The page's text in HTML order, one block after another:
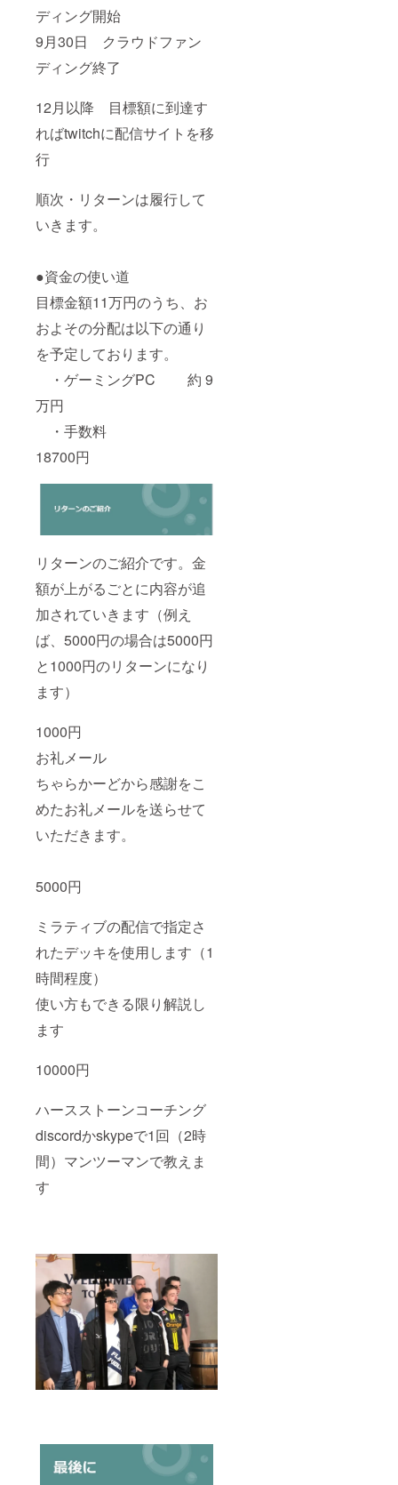
ディング開始
9月30日 クラウドファン
ディング終了
12月以降 目標額に到達す
ればtwitchに配信サイトを移
行
順次・リターンは履行して
いきます。
●資金の使い道
目標金額11万円のうち、お
およその分配は以下の通り
を予定しております。
・ゲーミングPC 約 9
万円
・手数料
18700円
リターンのご紹介です。金
額が上がるごとに内容が追
加されていきます（例え
ば、5000円の場合は5000円
と1000円のリターンになり
ます）
1000円
お礼メール
ちゃらかーどから感謝をこ
めたお礼メールを送らせて
いただきます。
5000円
ミラティブの配信で指定さ
れたデッキを使用します（1
時間程度）
使い方もできる限り解説し
ます
10000円
ハースストーンコーチング
discordかskypeで1回（2時
間）マンツーマンで教えま
す